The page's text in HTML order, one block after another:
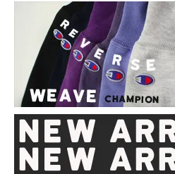
カー
ントTシャツ
ド/ツアー
ラクター
adidas/スポーツ
ンピオン
フ/スケート
ダー/総柄/無地
トボール/リンガー
クトップ/NBA・ポロシャツ
・半袖シャツ
・アロハ/サーフ/ボーリング
・ラルフ/ブランド
・無地/チェック/ストラ
・ワーク/ミリタリー/ウ
・ネル/ウール ・ショ
・アウ
・ジー
・
・ミリ
・コー
・コッ
・オー
・ジャ
ン